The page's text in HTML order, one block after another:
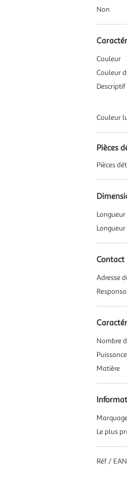
Non
Couleur
Couleur
Couleur
Pièces
Pièces
Longueur
Contact
Adresse
Nombre
Puissance
Matière
Le plus
Réf /